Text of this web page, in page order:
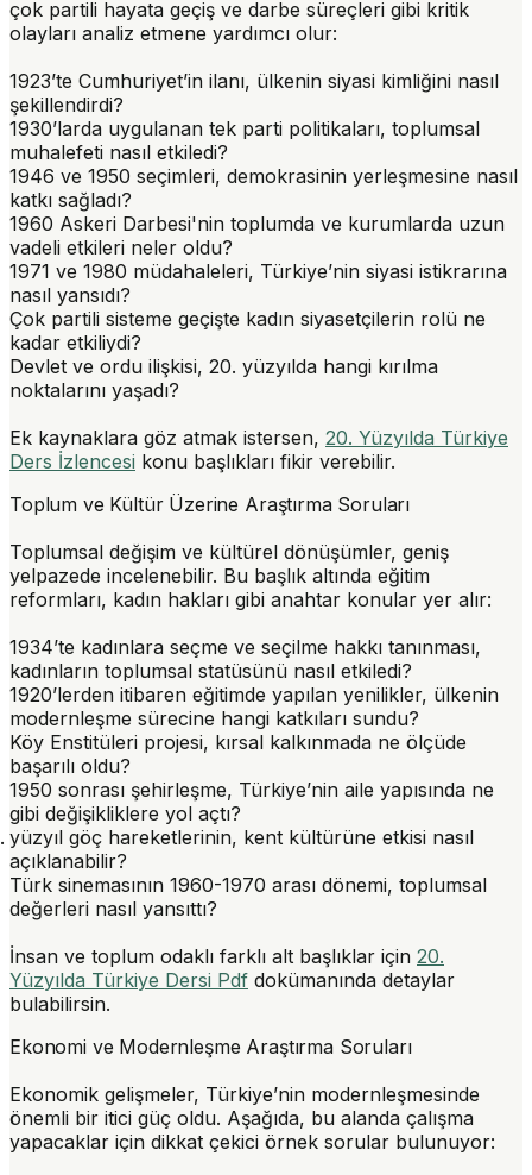
çok partili hayata geçiş ve darbe süreçleri gibi kritik
olayları analiz etmene yardımcı olur:
1923’te Cumhuriyet’in ilanı, ülkenin siyasi kimliğini nasıl
şekillendirdi?
1930’larda uygulanan tek parti politikaları, toplumsal
muhalefeti nasıl etkiledi?
1946 ve 1950 seçimleri, demokrasinin yerleşmesine nasıl
katkı sağladı?
1960 Askeri Darbesi'nin toplumda ve kurumlarda uzun
vadeli etkileri neler oldu?
1971 ve 1980 müdahaleleri, Türkiye’nin siyasi istikrarına
nasıl yansıdı?
Çok partili sisteme geçişte kadın siyasetçilerin rolü ne
kadar etkiliydi?
Devlet ve ordu ilişkisi, 20. yüzyılda hangi kırılma
noktalarını yaşadı?
Ek kaynaklara göz atmak istersen, 20. Yüzyılda Türkiye
Ders İzlencesi konu başlıkları fikir verebilir.
Toplum ve Kültür Üzerine Araştırma Soruları
Toplumsal değişim ve kültürel dönüşümler, geniş
yelpazede incelenebilir. Bu başlık altında eğitim
reformları, kadın hakları gibi anahtar konular yer alır:
1934’te kadınlara seçme ve seçilme hakkı tanınması,
kadınların toplumsal statüsünü nasıl etkiledi?
1920’lerden itibaren eğitimde yapılan yenilikler, ülkenin
modernleşme sürecine hangi katkıları sundu?
Köy Enstitüleri projesi, kırsal kalkınmada ne ölçüde
başarılı oldu?
1950 sonrası şehirleşme, Türkiye’nin aile yapısında ne
gibi değişikliklere yol açtı?
yüzyıl göç hareketlerinin, kent kültürüne etkisi nasıl
açıklanabilir?
Türk sinemasının 1960-1970 arası dönemi, toplumsal
değerleri nasıl yansıttı?
İnsan ve toplum odaklı farklı alt başlıklar için 20.
Yüzyılda Türkiye Dersi Pdf dokümanında detaylar
bulabilirsin.
Ekonomi ve Modernleşme Araştırma Soruları
Ekonomik gelişmeler, Türkiye’nin modernleşmesinde
önemli bir itici güç oldu. Aşağıda, bu alanda çalışma
yapacaklar için dikkat çekici örnek sorular bulunuyor: